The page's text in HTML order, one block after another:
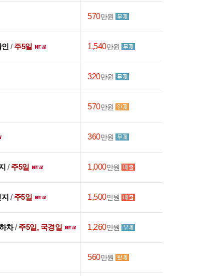
570만원
/ 주5일 1,540만원
320만원
570만원
360만원
/ 주5일 1,000만원
/ 주5일 1,500만원
차/ 주5일, 국경일 1,260만원
560만원